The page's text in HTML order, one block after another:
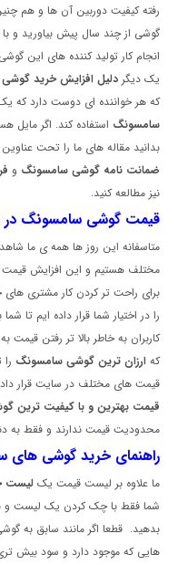
رفته کیفیت دوربین آن ها و هم
گوشی از چند سال پیش بیاورید و
انجام کار تولید کننده های این
یک دیگر دلیل افزایش خرید
که هر خواننده ای دوست دارد که
سامسونگ استفاده کند. اگر مایل
بدانید مقاله های ما را تحت
ضمانت نامه گوشی سامسونگ و
نیز مطالعه کنید.
قیمت گوشی سامسونگ
متاسفانه این روز ها همه ی ما
مختلف هستیم و این افزایش
برای راحت تر کردن کار مشتری
را در اختیار شما قرار داده ایم تا
کاربران به خاطر بالا تر رفتن
که ارزان ترین گوشی سامسونگ
قیمت های مختلف در سایت قرار
قیمت بهترین و با کیفیت ترین
محدودیت قیمت ندارند و فقط به
راهنمای خرید گوشی های
ما علاوه بر لیست قیمت یک لیست
شما فقط با چک کردن یک لیست و
بدهید. قطعا اگر مانند سابق به
هایی که موجود دارد و سود بیش